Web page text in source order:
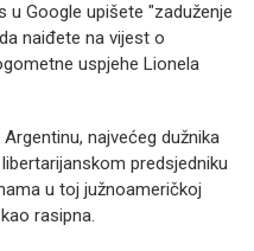
u Google upišete "zaduženje
naiđete na vijest o
uspjehe Lionela
najvećeg dužnika
predsjedniku
u toj južnoameričkoj
rasipna.